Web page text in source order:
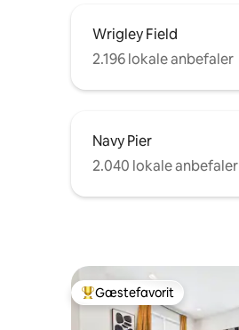
Wrigley Field
2.196 lokale anbefaler
Navy Pier
2.040 lokale anbefaler
Bedste gæstefavorit
Gæstefavorit